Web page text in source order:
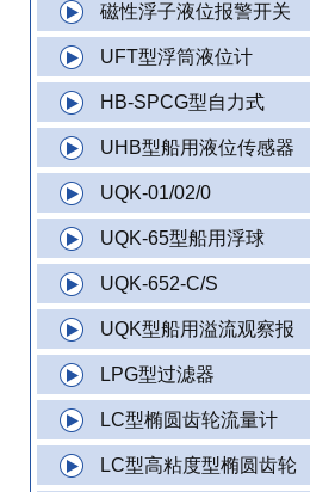
磁性浮子液位报警开关
UFT型浮筒液位计
HB-SPCG型自力式
UHB型船用液位传感器
UQK-01/02/0
UQK-65型船用浮球
UQK-652-C/S
UQK型船用溢流观察报
LPG型过滤器
LC型椭圆齿轮流量计
LC型高粘度型椭圆齿轮